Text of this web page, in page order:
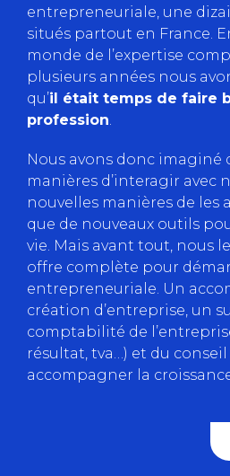
entrepreneuriale, une
situés partout en France.
monde de l’expertise
plusieurs années nous
qu’il était temps de faire
profession
Nous avons donc imaginé
manières d’interagir avec
nouvelles manières de les
que de nouveaux outils
vie. Mais avant tout, nous
offre complète pour
entrepreneuriale. Un
création d’entreprise, un
comptabilité de
résultat, tva…) et du
accompagner la